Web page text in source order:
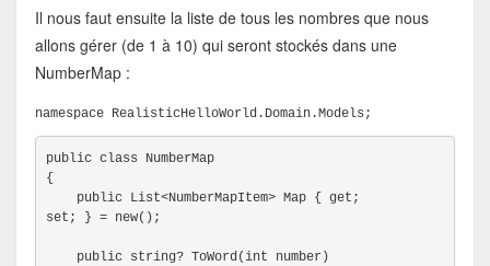
Il nous faut ensuite la liste de tous les nombres que nous
allons gérer (de 1 à 10) qui seront stockés dans une
NumberMap :
namespace RealisticHelloWorld.Domain.Models;
public class NumberMap
{
public List<NumberMapItem> Map { get;
set; } = new();
public string? ToWord(int number)